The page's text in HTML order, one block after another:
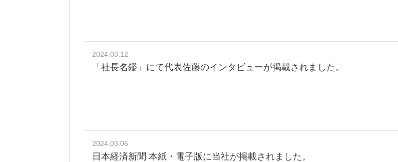
2024.03.12
「社長名鑑」にて代表佐藤のインタビューが掲載されました。
2024.03.06
日本経済新聞 本紙・電子版に当社が掲載されました。